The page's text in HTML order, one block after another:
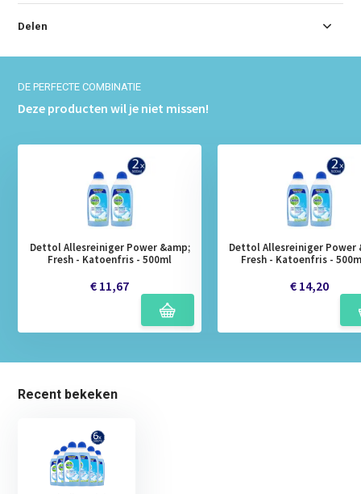
Delen
DE PERFECTE COMBINATIE
Deze producten wil je niet missen!
Dettol Allesreiniger Power &amp;
Fresh - Katoenfris - 500ml
€ 11,67
Dettol Allesreiniger Power
Fresh - Katoenfris -
€ 14,20
Recent bekeken